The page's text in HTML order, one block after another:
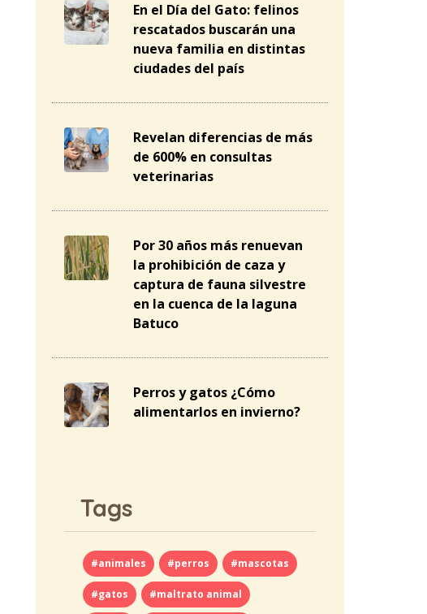
En el Día del Gato: felinos
rescatados buscarán una
nueva familia en distintas
ciudades del país
Revelan diferencias de más
de 600% en consultas
veterinarias
Por 30 años más renuevan
la prohibición de caza y
captura de fauna silvestre
en la cuenca de la laguna
Batuco
Perros y gatos ¿Cómo
alimentarlos en invierno?
Tags
#animales #perros #mascotas
#gatos #maltrato animal